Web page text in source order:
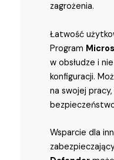
zagrożenia.
Łatwość
Program
w obsłudze i
konfiguracji.
na swojej
Wsparcie dla